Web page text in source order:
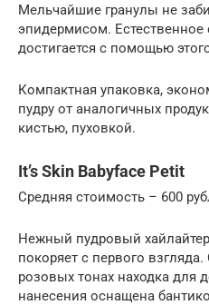
Мельчайшие гранулы не
эпидермисом.
достигается с помощью
Компактная упаковка,
пудру от аналогичных
кистью, пуховкой.
It’s Skin Babyface Petit
Средняя стоимость – 600
Нежный пудровый хайлайтер
покоряет с первого
розовых тонах находка для
нанесения оснащена